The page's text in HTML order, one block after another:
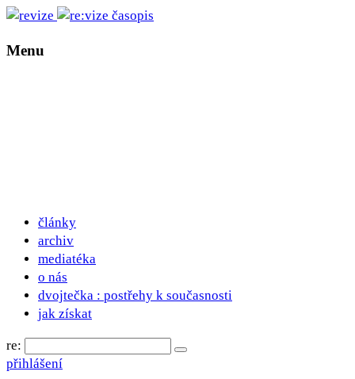
Menu
články
archiv
mediatéka
o nás
dvojtečka : postřehy k současnosti
jak získat
re:
přihlášení